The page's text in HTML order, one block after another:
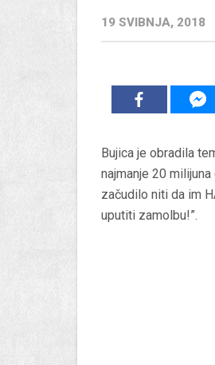
19 SVIBNJA, 2018
Bujica je obradila
najmanje 20
začudilo niti da im
uputiti zamolbu!”.